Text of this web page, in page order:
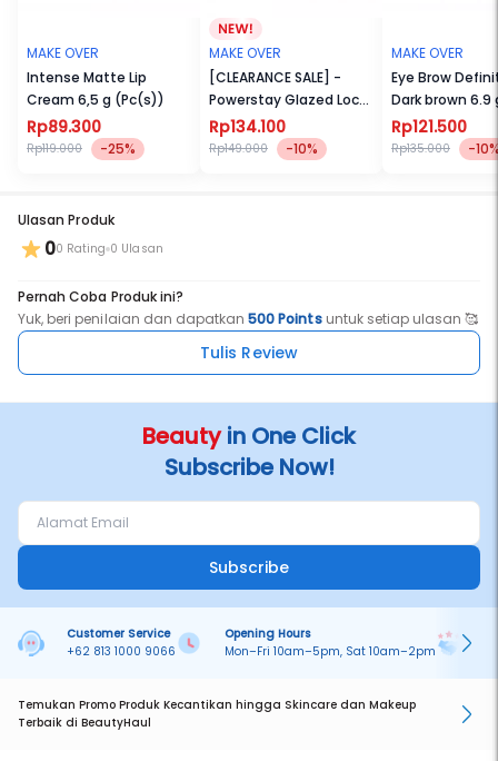
MAKE OVER
Intense Matte Lip
Cream 6,5 g (Pc(s))
Rp89.300
Rp119.000 -25%
MAKE OVER
[CLEARANCE SALE] -
Powerstay Glazed Lock
Lip Pigment 3 g
Rp134.100
Rp149.000 -10%
MAKE OVER
Eye Brow
Dark brown 6.9
Rp121.500
Rp135.000 -
Ulasan Produk
00 Rating 0 Ulasan
Pernah Coba Produk ini?
Yuk, beri penilaian dan dapatkan500 Pointsuntuk setiap ulasan 🥰
Tulis Review
Beautyin One Click
Subscribe Now!
Subscribe
Customer Service
+62 813 1000 9066
Opening Hours
Mon–Fri 10am–5pm, Sat 10am–2pm
Temukan Promo Produk Kecantikan hingga Skincare dan Makeup
Terbaik di BeautyHaul